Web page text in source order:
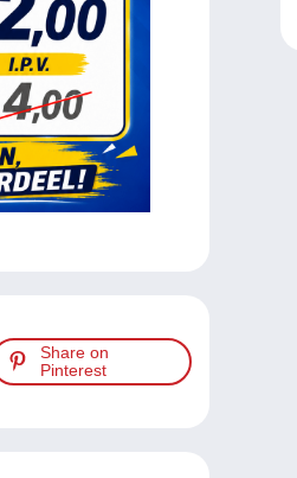
Share on
Pinterest